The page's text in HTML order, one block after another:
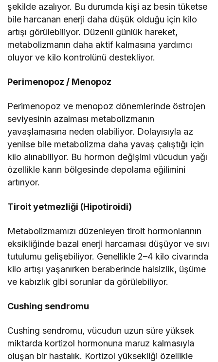
şekilde azalıyor. Bu durumda kişi az besin tüketse
bile harcanan enerji daha düşük olduğu için kilo
artışı görülebiliyor. Düzenli günlük hareket,
metabolizmanın daha aktif kalmasına yardımcı
oluyor ve kilo kontrolünü destekliyor.
Perimenopoz / Menopoz
Perimenopoz ve menopoz dönemlerinde östrojen
seviyesinin azalması metabolizmanın
yavaşlamasına neden olabiliyor. Dolayısıyla az
yenilse bile metabolizma daha yavaş çalıştığı için
kilo alınabiliyor. Bu hormon değişimi vücudun yağı
özellikle karın bölgesinde depolama eğilimini
artırıyor.
Tiroit yetmezliği (Hipotiroidi)
Metabolizmamızı düzenleyen tiroit hormonlarının
eksikliğinde bazal enerji harcaması düşüyor ve sıvı
tutulumu gelişebiliyor. Genellikle 2–4 kilo civarında
kilo artışı yaşanırken beraberinde halsizlik, üşüme
ve kabızlık gibi sorunlar da görülebiliyor.
Cushing sendromu
Cushing sendromu, vücudun uzun süre yüksek
miktarda kortizol hormonuna maruz kalmasıyla
oluşan bir hastalık. Kortizol yüksekliği özellikle